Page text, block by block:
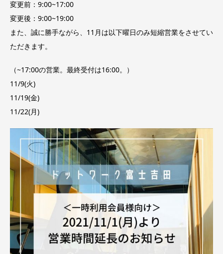
変更前：9:00~17:00
変更後：9:00~19:00
また、誠に勝手ながら、11月は以下曜日のみ短縮営業をさせてい
ただきます。
（~17:00の営業。最終受付は16:00。）
11/9(火)
11/19(金)
11/22(月)